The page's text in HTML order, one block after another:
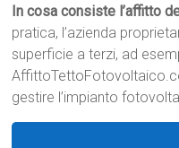
In cosa consiste l’affitto
pratica, l’azienda
superficie a terzi, ad
gestire l’impianto